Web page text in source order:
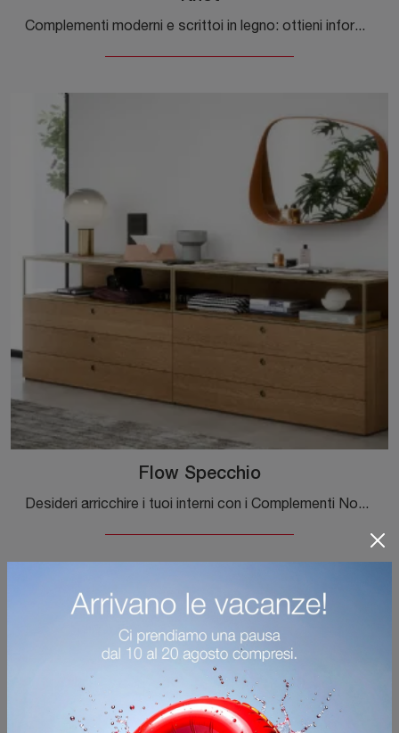
Complementi moderni e scrittoi in legno: ottieni informazioni sul modello Knot di Novamobili e potrai completare i tuoi spazi.
Flow Specchio
Desideri arricchire i tuoi interni con i Complementi Novamobili? Eccoti molteplici modelli di specchi in cuoio come Flow Specchio.